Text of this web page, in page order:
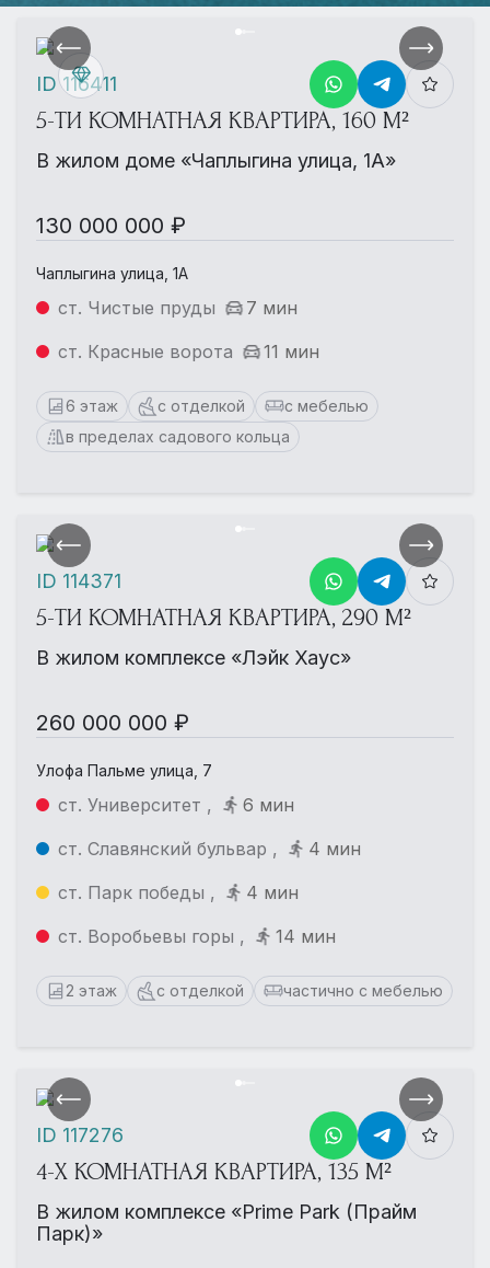
5-ТИ КОМНАТНАЯ КВАРТИРА, 160 М²
В жилом доме «Чаплыгина улица, 1А»
130 000 000 ₽
Чаплыгина улица, 1А
ст. Чистые пруды
7 мин
ст. Красные ворота
11 мин
6 этаж с отделкой
с мебелью
в пределах садового кольца
ID 116411
5-ТИ КОМНАТНАЯ КВАРТИРА, 290 М²
В жилом комплексе «Лэйк Хаус»
260 000 000 ₽
Улофа Пальме улица, 7
ст. Университет ,
6 мин
ст. Славянский бульвар ,
4 мин
ст. Парк победы ,
4 мин
ст. Воробьевы горы ,
14 мин
2 этаж с отделкой частично с мебелью
ID 114371
4-Х КОМНАТНАЯ КВАРТИРА, 135 М²
В жилом комплексе «Prime Park (Прайм
Парк)»
ID 117276